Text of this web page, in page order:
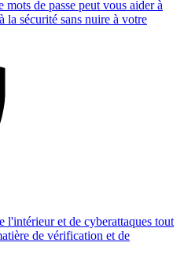
de passe peut vous aider à
la sécurité sans nuire à votre
l'intérieur et de cyberattaques tout
de vérification et de